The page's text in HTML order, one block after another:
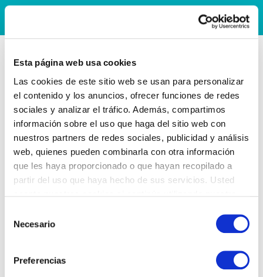
Esta página web usa cookies
Las cookies de este sitio web se usan para personalizar
el contenido y los anuncios, ofrecer funciones de redes
sociales y analizar el tráfico. Además, compartimos
información sobre el uso que haga del sitio web con
nuestros partners de redes sociales, publicidad y análisis
web, quienes pueden combinarla con otra información
que les haya proporcionado o que hayan recopilado a
partir del uso que haya hecho de sus servicios. Usted
Necesario
Preferencias